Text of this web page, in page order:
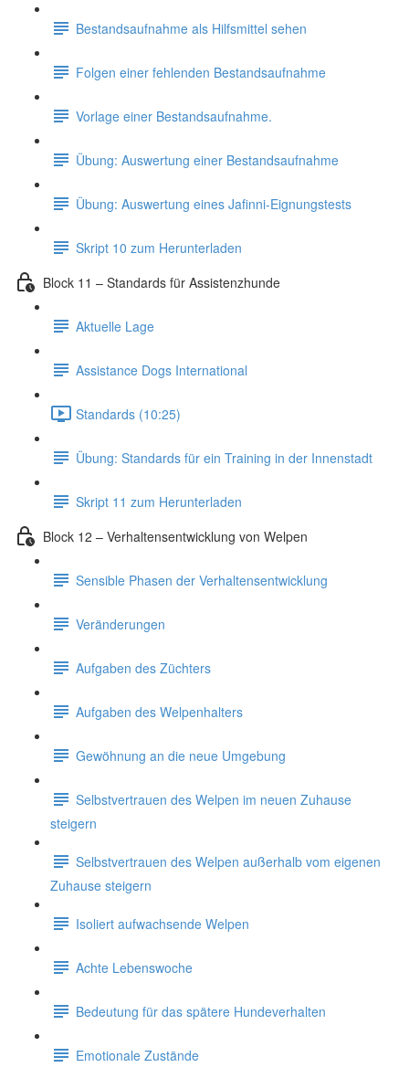
Bestandsaufnahme als Hilfsmittel sehen
Folgen einer fehlenden Bestandsaufnahme
Vorlage einer Bestandsaufnahme.
Übung: Auswertung einer Bestandsaufnahme
Übung: Auswertung eines Jafinni-Eignungstests
Skript 10 zum Herunterladen
Block 11 – Standards für Assistenzhunde
Aktuelle Lage
Assistance Dogs International
Standards (10:25)
Übung: Standards für ein Training in der Innenstadt
Skript 11 zum Herunterladen
Block 12 – Verhaltensentwicklung von Welpen
Sensible Phasen der Verhaltensentwicklung
Veränderungen
Aufgaben des Züchters
Aufgaben des Welpenhalters
Gewöhnung an die neue Umgebung
Selbstvertrauen des Welpen im neuen Zuhause
steigern
Selbstvertrauen des Welpen außerhalb vom eigenen
Zuhause steigern
Isoliert aufwachsende Welpen
Achte Lebenswoche
Bedeutung für das spätere Hundeverhalten
Emotionale Zustände